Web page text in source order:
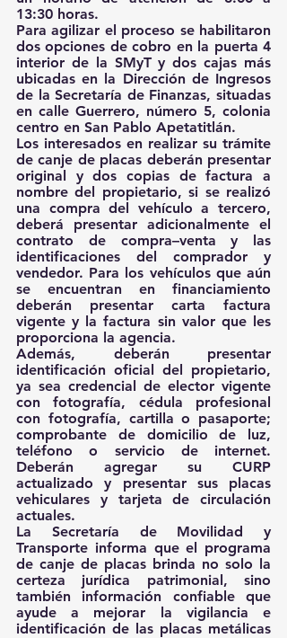
13:30 horas.
Para agilizar el proceso se habilitaron
dos opciones de cobro en la puerta 4
interior de la SMyT y dos cajas más
ubicadas en la Dirección de Ingresos
de la Secretaría de Finanzas, situadas
en calle Guerrero, número 5, colonia
centro en San Pablo Apetatitlán.
Los interesados en realizar su trámite
de canje de placas deberán presentar
original y dos copias de factura a
nombre del propietario, si se realizó
una compra del vehículo a tercero,
deberá presentar adicionalmente el
contrato de compra–venta y las
identificaciones del comprador y
vendedor. Para los vehículos que aún
se encuentran en financiamiento
deberán presentar carta factura
vigente y la factura sin valor que les
proporciona la agencia.
Además, deberán presentar
identificación oficial del propietario,
ya sea credencial de elector vigente
con fotografía, cédula profesional
con fotografía, cartilla o pasaporte;
comprobante de domicilio de luz,
teléfono o servicio de internet.
Deberán agregar su CURP
actualizado y presentar sus placas
vehiculares y tarjeta de circulación
actuales.
La Secretaría de Movilidad y
Transporte informa que el programa
de canje de placas brinda no solo la
certeza jurídica patrimonial, sino
también información confiable que
ayude a mejorar la vigilancia e
identificación de las placas metálicas